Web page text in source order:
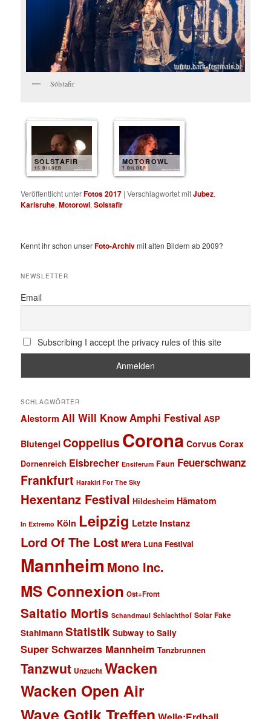
Sólstafir
SOLSTAFIR
15 BILDER
MOTOROWL
7 BILDER
Veröffentlicht unterFotos 2017 |Verschlagwortet mitJubez,
Karlsruhe,Motorowl,Solstafir
Kennt ihr schon unserFoto-Archivmit alten Bildern ab 2009?
NEWSLETTER
Email
Subscribing I accept the privacy rules of this site
SCHLAGWÖRTER
Alestorm All Will KnowAmphi Festival ASP
Blutengel Coppelius Corona Corvus Corax
Dornenreich Eisbrecher Ensiferum Faun Feuerschwanz
Frankfurt Harakiri For The Sky
Hexentanz Festival Hildesheim Hämatom
In Extremo Köln Leipzig Letzte Instanz
Lord Of The Lost M'era Luna Festival
Mannheim Mono Inc.
MS Connexion Ost+Front
Saltatio Mortis Schandmaul Schlachthof Solar Fake
Stahlmann Statistik Subway to Sally
Super Schwarzes Mannheim Tanzbrunnen
Tanzwut Unzucht Wacken
Wacken Open Air